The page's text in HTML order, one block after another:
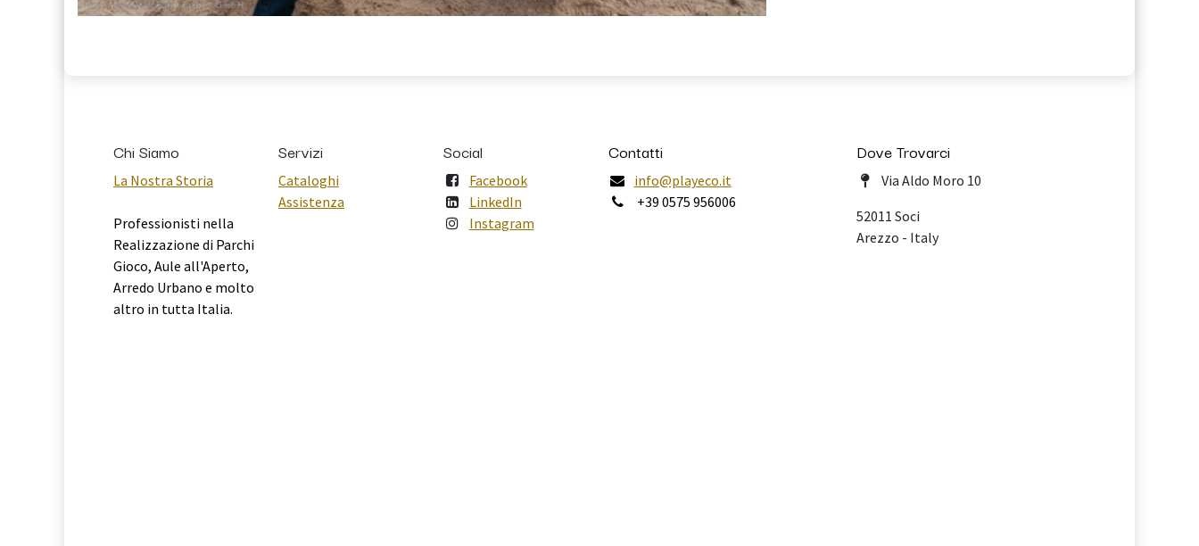
Chi Siamo
La Nostra Storia
Professionisti nella
Realizzazione di Parchi
Gioco, Aule all'Aperto,
Arredo Urbano e molto
altro in tutta Italia.
Servizi
Cataloghi
Assistenza
Social
Facebook
LinkedIn
Instagram
Contatti
info@playeco.it
+39 0575 956006
Dove Trovarci
Via Aldo Moro 10
52011 Soci
Arezzo - Italy